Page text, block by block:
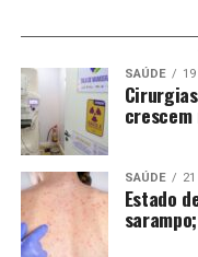
SAÚDE
SAÚDE
Estado